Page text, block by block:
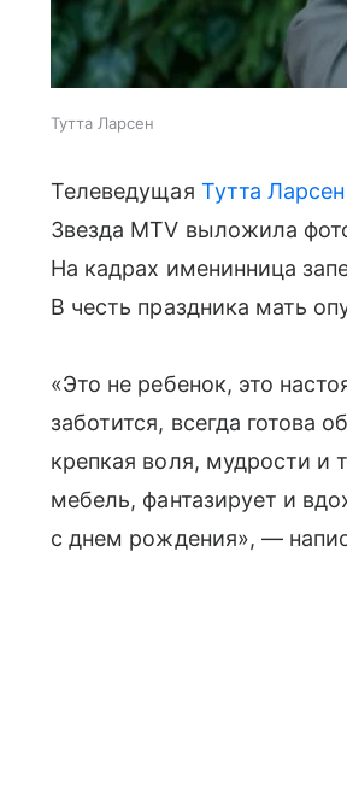
Тутта Ларсен
Телеведущая Тутта Ларсен
Звезда MTV выложила
На кадрах именинница
В честь праздника мать
«Это не ребенок, это
заботится, всегда готова
крепкая воля, мудрости и
мебель, фантазирует и
с днем рождения», —